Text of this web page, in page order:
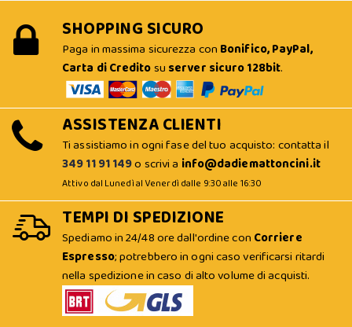
SHOPPING SICURO
Paga in massima sicurezza con Bonifico, PayPal,
Carta di Creditosu server sicuro 128bit.
ASSISTENZA CLIENTI
Ti assistiamo in ogni fase del tuo acquisto: contatta il
349 11 91 149o scrivi a info@dadiemattoncini.it
Attivo dal Lunedì al Venerdì dalle 9:30 alle 16:30
TEMPI DI SPEDIZIONE
Spediamo in 24/48 ore dall'ordine con Corriere
Espresso; potrebbero in ogni caso verificarsi ritardi
nella spedizione in caso di alto volume di acquisti.